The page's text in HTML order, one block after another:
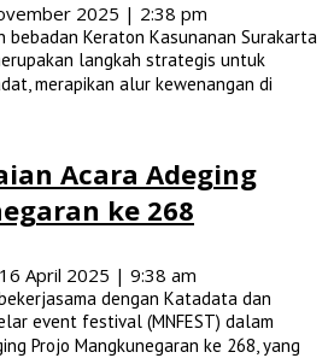
2025 | 2:38 pm
bebadan Keraton Kasunanan Surakarta
langkah strategis untuk
merapikan alur kewenangan di
Acara Adeging
ke 268
16 April 2025 | 9:38 am
dengan Katadata dan
event festival (MNFEST) dalam
Projo Mangkunegaran ke 268, yang